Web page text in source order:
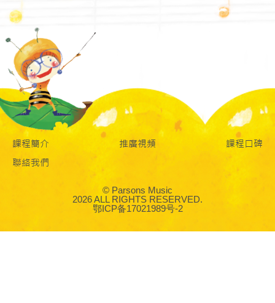
課程簡介 推廣視頻
課程口碑
聯絡我們
© Parsons Music
2026 ALL RIGHTS RESERVED.
鄂ICP备17021989号-2